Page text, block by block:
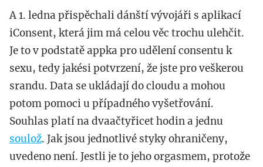
A 1. ledna přispěchali dánští vývojáři s aplikací
iConsent, která jim má celou věc trochu ulehčit.
Je to v podstatě appka pro udělení consentu k
sexu, tedy jakési potvrzení, že jste pro veškerou
srandu. Data se ukládají do cloudu a mohou
potom pomoci u případného vyšetřování.
Souhlas platí na dvaačtyřicet hodin a jednu
soulož. Jak jsou jednotlivé styky ohraničeny,
uvedeno není. Jestli je to jeho orgasmem, protože